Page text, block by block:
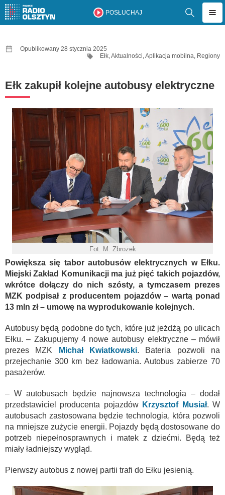
POSŁUCHAJ
Opublikowany 28 stycznia 2025
Ełk,Aktualności,Aplikacja mobilna, Regiony
Ełk zakupił kolejne autobusy elektryczne
Fot. M. Zbrożek
Powiększa się tabor autobusów elektrycznych w Ełku.
Miejski Zakład Komunikacji ma już pięć takich pojazdów,
wkrótce dołączy do nich szósty, a tymczasem prezes
MZK podpisał z producentem pojazdów – wartą ponad
13 mln zł – umowę na wyprodukowanie kolejnych.
Autobusy będą podobne do tych, które już jeżdżą po ulicach
Ełku. – Zakupujemy 4 nowe autobusy elektryczne – mówił
prezes MZK
Michał Kwiatkowski. Bateria pozwoli na
przejechanie 300 km bez ładowania. Autobus zabierze 70
pasażerów.
– W autobusach będzie najnowsza technologia – dodał
przedstawiciel producenta pojazdów Krzysztof Musiał. W
autobusach zastosowana będzie technologia, która pozwoli
na mniejsze zużycie energii. Pojazdy będą dostosowane do
potrzeb niepełnosprawnych i matek z dziećmi. Będą też
miały ładniejszy wygląd.
Pierwszy autobus z nowej partii trafi do Ełku jesienią.